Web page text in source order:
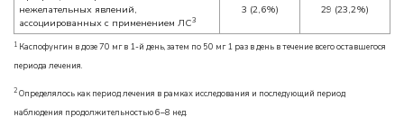
нежелательных явлений,
ассоциированных с применением ЛС3
3 (2,6%) 29 (23,2%)
1 Каспофунгин в дозе 70 мг в 1-й день, затем по 50 мг 1 раз в день в течение всего оставшегося
периода лечения.
2 Определялось как период лечения в рамках исследования и последующий период
наблюдения продолжительностью 6–8 нед.